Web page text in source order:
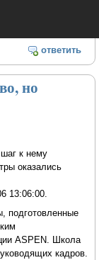
ответить
но
к нему
оказались
13:06:00.
подготовленные
ASPEN. Школа
кадров.